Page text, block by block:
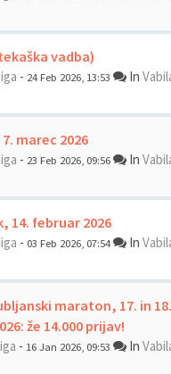
vadba)
- 24 Feb 2026, 13:53 In
marec 2026
- 23 Feb 2026, 09:56 In
14. februar 2026
- 03 Feb 2026, 07:54 In
maraton, 17. in 18.
že 14.000 prijav!
- 16 Jan 2026, 09:53 In